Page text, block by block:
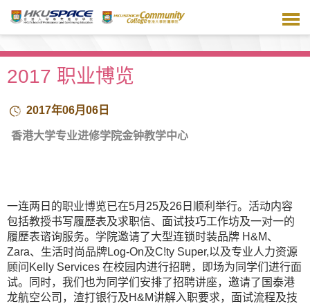
主
容2017 职业博览
2017年06月06日
香港大学专业进修学院金钟教学中心
一连两日的职业博览已在5月25及26日顺利举行。活动内容
包括教授书写履歷表及求职信、面试技巧工作坊及一对一的
履歷表谘询服务。学院邀请了大型连锁时装品牌 H&M、
Zara、生活时尚品牌Log-On及C!ty Super,以及专业人力资源
顾问Kelly Services 在校园内进行招聘，即场为同学们进行面
试。同时，我们也为同学们安排了招聘讲座，邀请了国泰港
龙航空公司，渣打银行及H&M讲解入职要求，面试流程及技